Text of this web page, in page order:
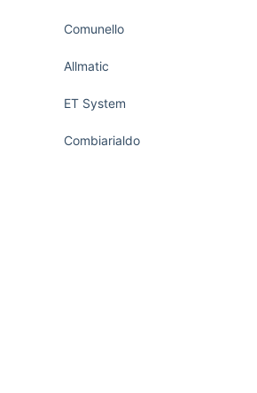
Comunello
Allmatic
ET System
Combiarialdo